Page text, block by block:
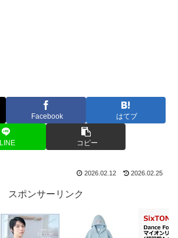
Facebook はてブ
LINE コピー
2026.02.12 2026.02.25
スポンサーリンク